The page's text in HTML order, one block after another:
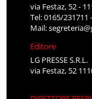
via Festaz, 52 -
Tel: 0165/231711
Mail:
Editore
LG PRESSE S.R.L.
via Festaz, 52